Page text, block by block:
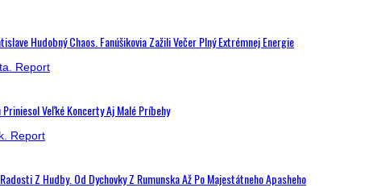
Hudobný Chaos. Fanúšikovia Zažili Večer Plný Extrémnej Energie
Veľké Koncerty Aj Malé Príbehy
Z Hudby. Od Dychovky Z Rumunska Až Po Majestátneho Apasheho